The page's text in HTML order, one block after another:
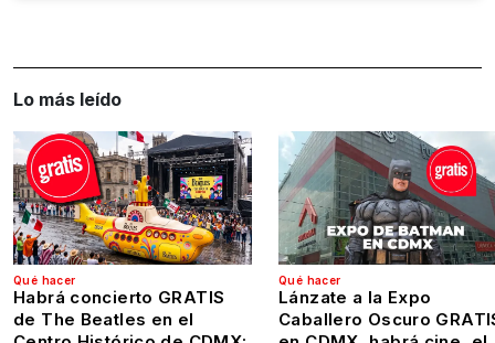
Lo más leído
Qué hacer
Habrá concierto GRATIS
de The Beatles en el
Qué hacer
Lánzate a la Expo
Caballero Oscuro